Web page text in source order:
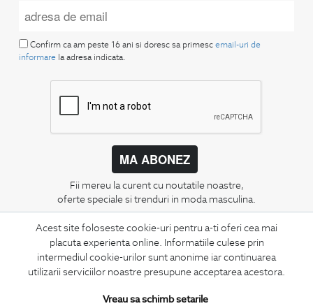
Acest site foloseste cookie-uri pentru a-ti oferi cea mai
placuta experienta online. Informatiile culese prin
intermediul cookie-urilor sunt anonime iar continuarea
utilizarii serviciilor noastre presupune acceptarea acestora.
Vreau sa schimb setarile
Confirm ca am peste 16 ani si doresc sa primesc email-uri de
informare la adresa indicata.
MA ABONEZ
Fii mereu la curent cu noutatile noastre,
oferte speciale si trenduri in moda masculina.
CONCIERGE
Termeni si conditii
Schimburi si retur